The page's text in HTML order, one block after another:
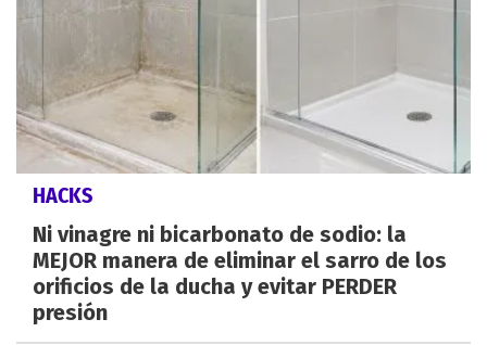
HACKS
Ni vinagre ni bicarbonato de sodio: la
MEJOR manera de eliminar el sarro de los
orificios de la ducha y evitar PERDER
presión